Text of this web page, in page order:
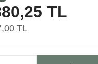
TL
TL